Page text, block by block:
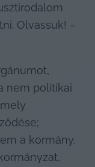
Olvassuk! –